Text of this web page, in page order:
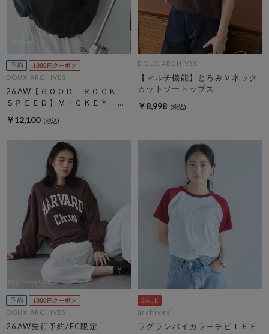
DOUX ARCHIVES
26AW【ＧＯＯＤ ＲＯＣＫ
ＳＰＥＥＤ】ＭＩＣＫＥＹ
￥12,100
DOUX ARCHIVES
【マルチ機能】とろみＶネック
カットソートップス
￥8,998
DOUX ARCHIVES
26AW先行予約/EC限定
archives
ラグランバイカラーチビＴＥＥ